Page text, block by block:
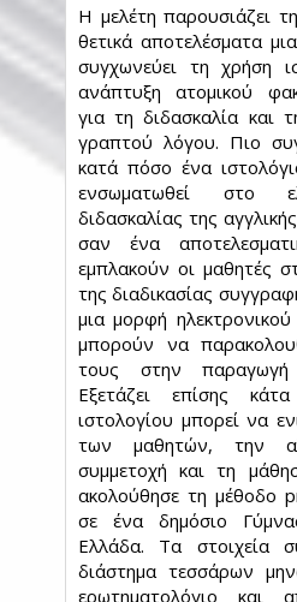
Η μελέτη παρουσιάζει
θετικά αποτελέσματα
συγχωνεύει τη χρήση
ανάπτυξη ατομικού
για τη διδασκαλία και
γραπτού λόγου. Πιο
κατά πόσο ένα
ενσωματωθεί στο
διδασκαλίας της
σαν ένα
εμπλακούν οι μαθητές
της διαδικασίας
μια μορφή
μπορούν να
τους στην
Εξετάζει επίσης
ιστολογίου μπορεί να
των μαθητών, την
συμμετοχή και τη
ακολούθησε τη μέθοδο
σε ένα δημόσιο
Ελλάδα. Τα στοιχεία
διάστημα τεσσάρων
ερωτηματολόγιο και